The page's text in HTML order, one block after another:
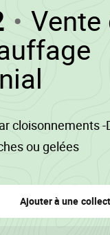
(RW/
-
cloisonnements -
ou gelées
Ajouter à une